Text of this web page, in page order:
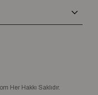
Her Hakkı Saklıdır.